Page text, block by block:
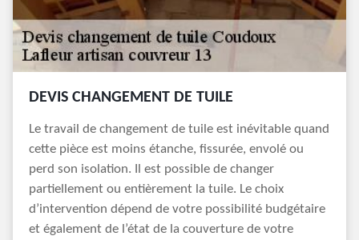
DEVIS CHANGEMENT DE TUILE
Le travail de changement de tuile est inévitable quand
cette pièce est moins étanche, fissurée, envolé ou
perd son isolation. Il est possible de changer
partiellement ou entièrement la tuile. Le choix
d’intervention dépend de votre possibilité budgétaire
et également de l’état de la couverture de votre